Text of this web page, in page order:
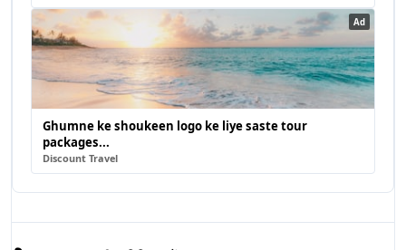
Ad
Ghumne ke shoukeen logo ke liye saste tour
packages...
Discount Travel